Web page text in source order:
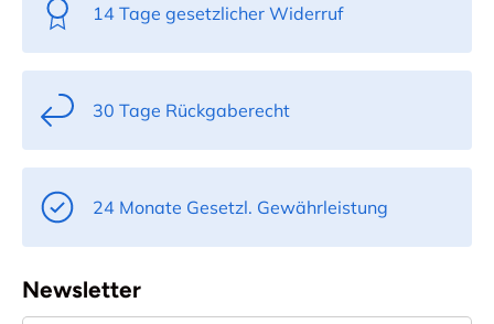
14 Tage gesetzlicher Widerruf
30 Tage Rückgaberecht
24 Monate Gesetzl. Gewährleistung
Newsletter